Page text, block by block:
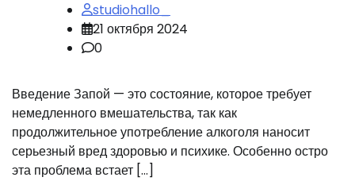
studiohallo_
21 октября 2024
0
Введение Запой — это состояние, которое требует
немедленного вмешательства, так как
продолжительное употребление алкоголя наносит
серьезный вред здоровью и психике. Особенно остро
эта проблема встает […]